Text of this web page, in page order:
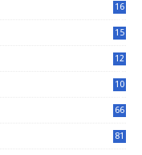
16
15
12
10
66
81